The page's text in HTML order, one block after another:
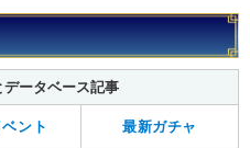
データベース記事
ント 最新ガチャ